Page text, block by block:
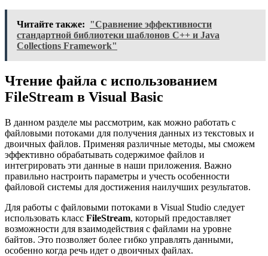
Читайте также: "Сравнение эффективности
стандартной библиотеки шаблонов C++ и Java
Collections Framework"
Чтение файла с использованием
FileStream в Visual Basic
В данном разделе мы рассмотрим, как можно работать с
файловыми потоками для получения данных из текстовых и
двоичных файлов. Применяя различные методы, мы сможем
эффективно обрабатывать содержимое файлов и
интегрировать эти данные в наши приложения. Важно
правильно настроить параметры и учесть особенности
файловой системы для достижения наилучших результатов.
Для работы с файловыми потоками в Visual Studio следует
использовать класс FileStream, который предоставляет
возможности для взаимодействия с файлами на уровне
байтов. Это позволяет более гибко управлять данными,
особенно когда речь идет о двоичных файлах.